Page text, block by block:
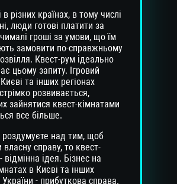
в різних країнах, в тому числі
люди готові платити за
гроші за умови, що їм
замовити по-справжньому
Квест-рум ідеально
цьому запиту. Ігровий
та інших регіонах
розвивається,
зайнятися квест-кімнатами
все більше.
над тим, щоб
власну справу, то квест-
відмінна ідея. Бізнес на
в Києві та інших
України - прибуткова справа.